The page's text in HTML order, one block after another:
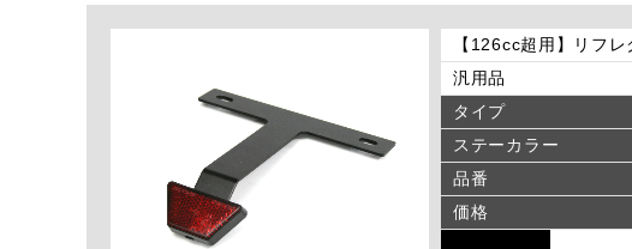
【126cc超用】リフ
汎用品
タイプ
ステーカラー
品番
価格